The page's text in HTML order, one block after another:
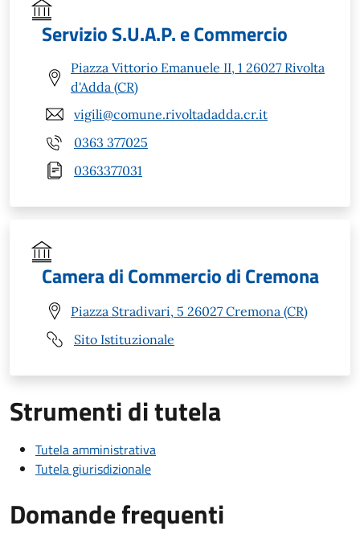
Servizio S.U.A.P. e Commercio
Piazza Vittorio Emanuele II, 1 26027 Rivolta
d'Adda (CR)
vigili@comune.rivoltadadda.cr.it
0363 377025
0363377031
Camera di Commercio di Cremona
Piazza Stradivari, 5 26027 Cremona (CR)
Sito Istituzionale
Strumenti di tutela
Tutela amministrativa
Tutela giurisdizionale
Domande frequenti